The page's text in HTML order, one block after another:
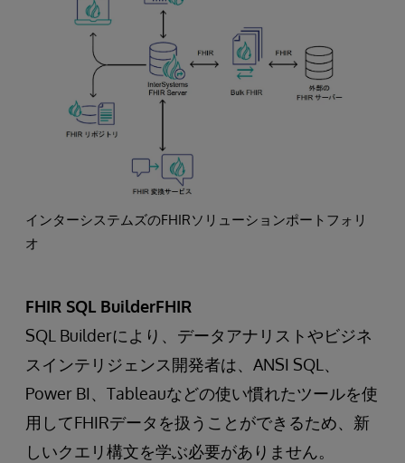
インターシステムズのFHIRソリューションポートフォリ
オ
FHIR SQL BuilderFHIR
SQL Builderにより、データアナリストやビジネ
スインテリジェンス開発者は、ANSI SQL、
Power BI、Tableauなどの使い慣れたツールを使
用してFHIRデータを扱うことができるため、新
しいクエリ構文を学ぶ必要がありません。